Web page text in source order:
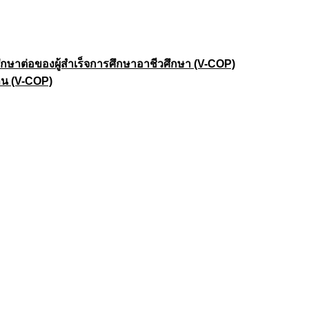
าต่อของผู้สำเร็จการศึกษาอาชีวศึกษา (V-COP)
(V-COP)